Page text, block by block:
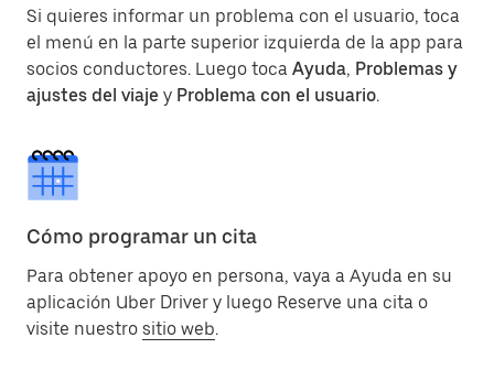
Si quieres informar un problema con el usuario, toca
el menú en la parte superior izquierda de la app para
socios conductores. Luego toca Ayuda, Problemas y
ajustes del viaje y Problema con el usuario.
Cómo programar un cita
Para obtener apoyo en persona, vaya a Ayuda en su
aplicación Uber Driver y luego Reserve una cita o
visite nuestro sitio web.